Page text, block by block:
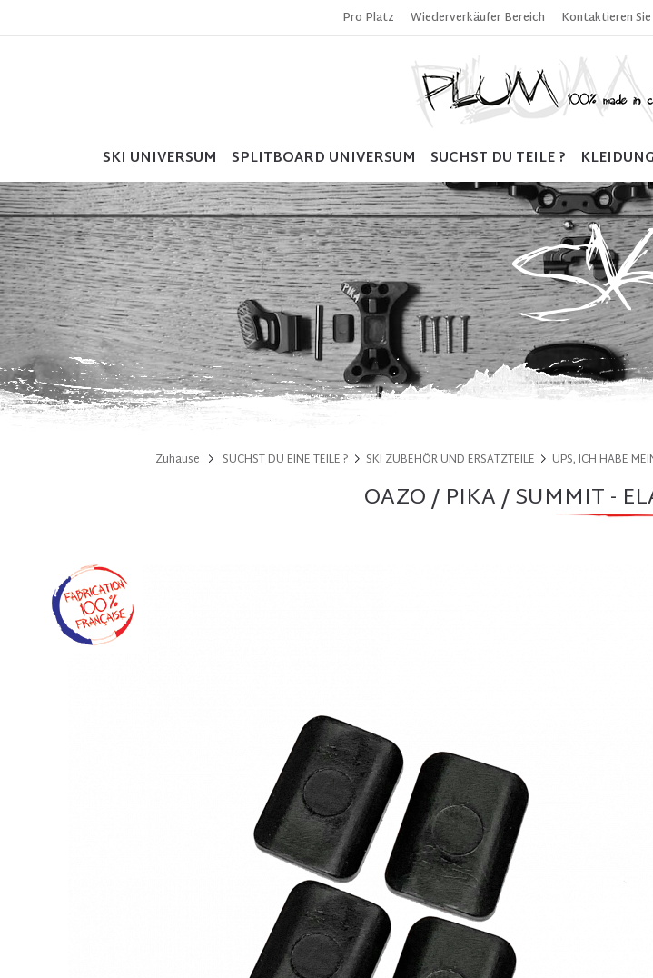
Pro Platz Wiederverkäufer Bereich Kontaktieren Sie
SKI UNIVERSUM SPLITBOARD UNIVERSUM SUCHST DU TEILE ? KLEIDUNG
Zuhause SUCHST DU EINE TEILE ? SKI ZUBEHÖR UND ERSATZTEILE UPS, ICH HABE
OAZO / PIKA / SUMMIT -